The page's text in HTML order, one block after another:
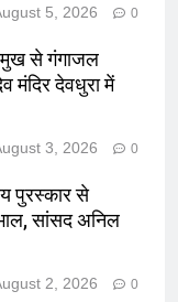
5, 2026 0
से गंगाजल
मंदिर देवधुरा में
3, 2026 0
पुरस्कार से
सांसद अनिल
2, 2026 0